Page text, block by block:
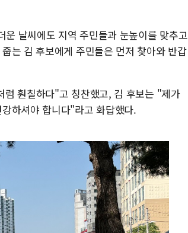
날씨에도 지역 주민들과 눈높이를 맞추고
는 김 후보에게 주민들은 먼저 찾아와 반갑
훤칠하다"고 칭찬했고, 김 후보는 "제가
하셔야 합니다"라고 화답했다.